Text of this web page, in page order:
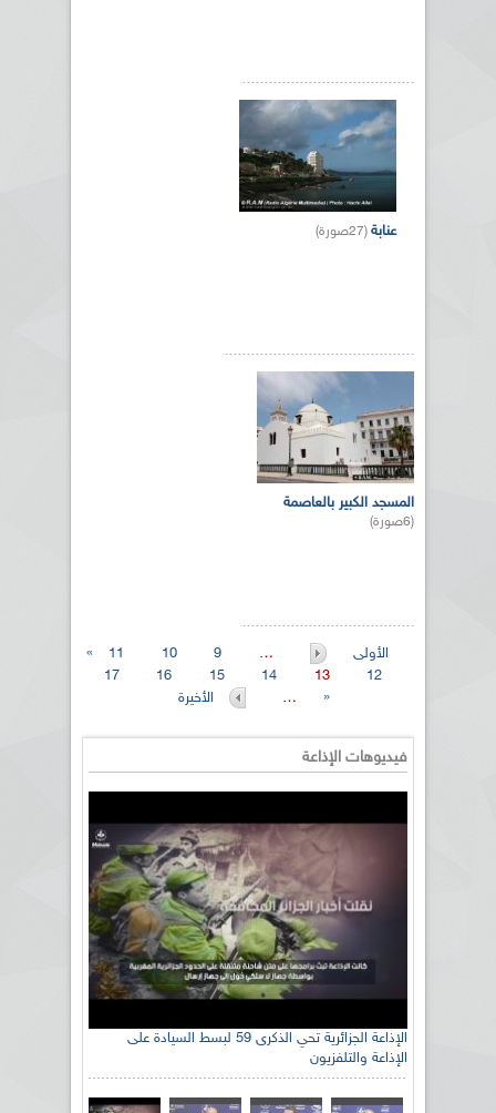
عنابة (27صورة)
المسجد الكبير بالعاصمة
(6صورة)
« الأولى …
9
10
11
12
13
14
15
16
17
…
الأخيرة »
فيديوهات الإذاعة
الإذاعة الجزائرية تحي الذكرى 59 لبسط السيادة على
الإذاعة والتلفزيون